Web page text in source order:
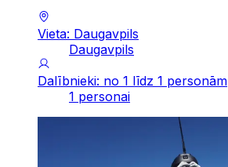
Vieta: Daugavpils
Daugavpils
Dalībnieki: no 1 līdz 1 personām
1 personai